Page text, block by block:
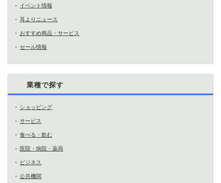
イベント情報
耳よりニュース
おすすめ商品・サービス
セール情報
業種で探す
ショッピング
サービス
食べる・飲む
医院・病院・薬局
ビジネス
公共機関